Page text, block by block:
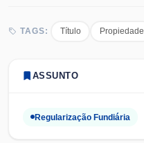
TAGS: Título Propiedade
ASSUNTO
Regularização Fundiária